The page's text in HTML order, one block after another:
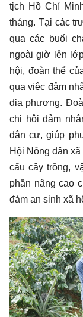
tịch Hồ Chí
tháng. Tại các
qua các buổi
ngoài giờ lên
hội, đoàn thể
qua việc đảm
địa phương.
chi hội đảm
dân cư, giúp
Hội Nông dân
cấu cây trồng,
phần nâng cao
đảm an sinh xã